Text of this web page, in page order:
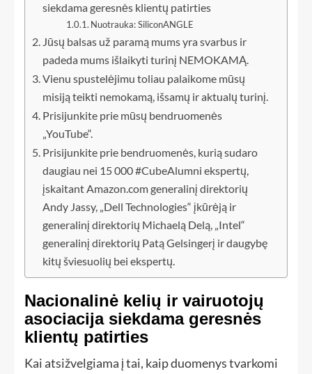
siekdama geresnės klientų patirties
Nuotrauka: SiliconANGLE
Jūsų balsas už paramą mums yra svarbus ir
padeda mums išlaikyti turinį NEMOKAMĄ.
Vienu spustelėjimu toliau palaikome mūsų
misiją teikti nemokamą, išsamų ir aktualų turinį.
Prisijunkite prie mūsų bendruomenės
„YouTube“.
Prisijunkite prie bendruomenės, kurią sudaro
daugiau nei 15 000 #CubeAlumni ekspertų,
įskaitant Amazon.com generalinį direktorių
Andy Jassy, ​​„Dell Technologies“ įkūrėją ir
generalinį direktorių Michaelą Delą, „Intel“
generalinį direktorių Patą Gelsingerį ir daugybę
kitų šviesuolių bei ekspertų.
Nacionalinė kelių ir vairuotojų
asociacija siekdama geresnės
klientų patirties
Kai atsižvelgiama į tai, kaip duomenys tvarkomi